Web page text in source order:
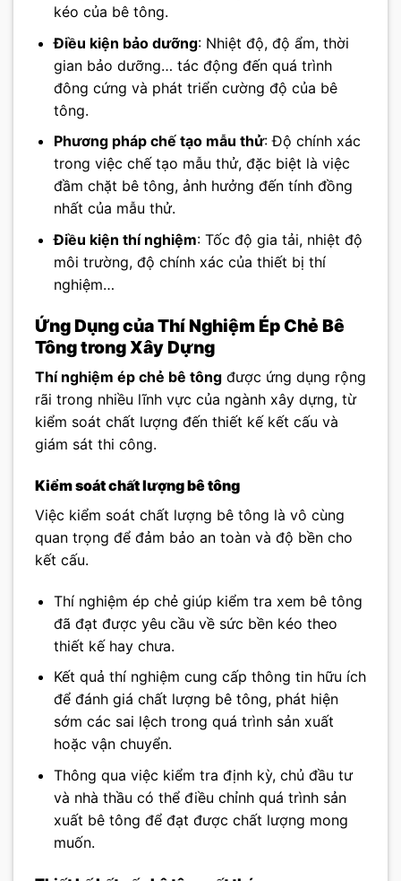
kéo của bê tông.
Điều kiện bảo dưỡng: Nhiệt độ, độ ẩm, thời
gian bảo dưỡng… tác động đến quá trình
đông cứng và phát triển cường độ của bê
tông.
Phương pháp chế tạo mẫu thử: Độ chính xác
trong việc chế tạo mẫu thử, đặc biệt là việc
đầm chặt bê tông, ảnh hưởng đến tính đồng
nhất của mẫu thử.
Điều kiện thí nghiệm: Tốc độ gia tải, nhiệt độ
môi trường, độ chính xác của thiết bị thí
nghiệm…
Ứng Dụng của Thí Nghiệm Ép Chẻ Bê
Tông trong Xây Dựng
Thí nghiệm ép chẻ bê tông được ứng dụng rộng
rãi trong nhiều lĩnh vực của ngành xây dựng, từ
kiểm soát chất lượng đến thiết kế kết cấu và
giám sát thi công.
Kiểm soát chất lượng bê tông
Việc kiểm soát chất lượng bê tông là vô cùng
quan trọng để đảm bảo an toàn và độ bền cho
kết cấu.
Thí nghiệm ép chẻ giúp kiểm tra xem bê tông
đã đạt được yêu cầu về sức bền kéo theo
thiết kế hay chưa.
Kết quả thí nghiệm cung cấp thông tin hữu ích
để đánh giá chất lượng bê tông, phát hiện
sớm các sai lệch trong quá trình sản xuất
hoặc vận chuyển.
Thông qua việc kiểm tra định kỳ, chủ đầu tư
và nhà thầu có thể điều chỉnh quá trình sản
xuất bê tông để đạt được chất lượng mong
muốn.